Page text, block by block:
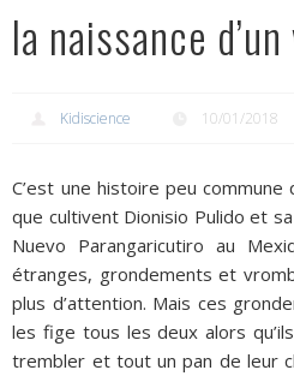
la naissance
Kidiscience 10/01/2018
C’est une histoire peu
que cultivent Dionisio Pulido et
Nuevo Parangaricutiro au
étranges, grondements et
plus d’attention. Mais ces
les fige tous les deux alors
trembler et tout un pan de leur